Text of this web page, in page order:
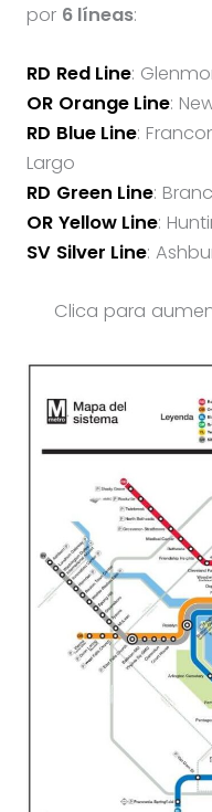
por 6 líneas:
RD Red Line:
OR Orange Line:
RD Blue Line:
Largo
RD Green Line:
OR Yellow Line:
SV Silver Line:
Clica para